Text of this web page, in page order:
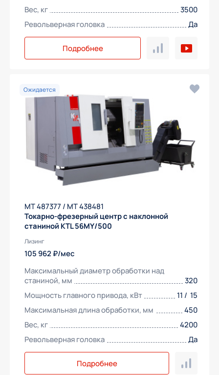
Вес, кг
3500
Револьверная головка
Да
Подробнее
Ожидается
МТ 487377 / МТ 438481
Токарно-фрезерный центр с наклонной
станиной KTL 56MY/500
Лизинг
105 962 ₽/мес
Максимальный диаметр обработки над
станиной, мм
320
Мощность главного привода, кВт
11 / 15
Максимальная длина обработки, мм
450
Вес, кг
4200
Револьверная головка
Да
Подробнее